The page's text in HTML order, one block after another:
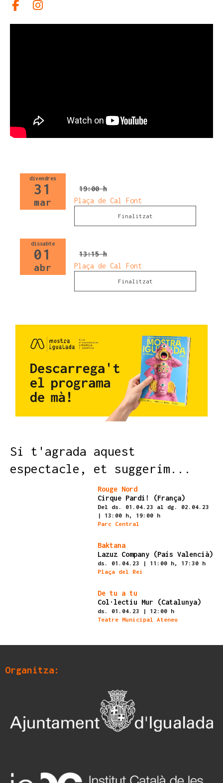
Link a facebook
Link a instagram
divendres
31
mar
19:00 h
Plaça de Cal Font
Finalitzat
dissabte
01
abr
13:15 h
Plaça de Cal Font
Finalitzat
Si t'agrada aquest
espectacle, et suggerim...
Rouge Nord
Cirque Pardi! (França)
Del ds. 01.04.23 al dg. 02.04.23
| 13:00 h,
19:00 h
Parc Central
Baktana
Lazuz Company (País Valencià)
ds. 01.04.23 | 11:00 h,
17:30 h
Plaça del Rei
De tu a tu
Col·lectiu Mur (Catalunya)
ds. 01.04.23 | 12:00 h
Teatre Municipal Ateneu
Organitza: